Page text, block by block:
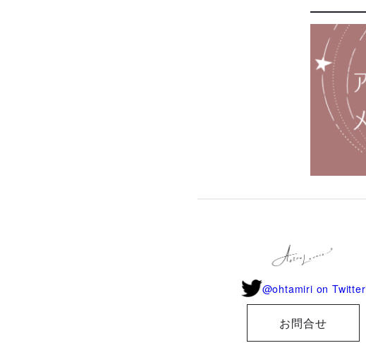
@ohtamiri on Twitter
お問合せ